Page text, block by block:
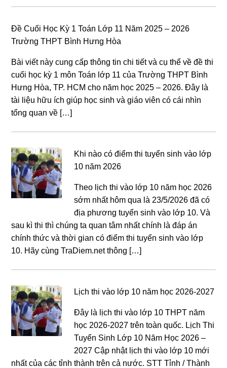
Đề Cuối Học Kỳ 1 Toán Lớp 11 Năm 2025 – 2026
Trường THPT Bình Hưng Hòa
Bài viết này cung cấp thông tin chi tiết và cụ thể về đề thi
cuối học kỳ 1 môn Toán lớp 11 của Trường THPT Bình
Hưng Hòa, TP. HCM cho năm học 2025 – 2026. Đây là
tài liệu hữu ích giúp học sinh và giáo viên có cái nhìn
tổng quan về […]
Khi nào có điểm thi tuyển sinh vào lớp
10 năm 2026
Theo lịch thi vào lớp 10 năm học 2026
sớm nhất hôm qua là 23/5/2026 đã có
địa phương tuyển sinh vào lớp 10. Và
sau kì thi thì chúng ta quan tâm nhất chính là đáp án
chính thức và thời gian có điểm thi tuyển sinh vào lớp
10. Hãy cùng TraDiem.net thông […]
Lịch thi vào lớp 10 năm học 2026-2027
Đây là lịch thi vào lớp 10 THPT năm
học 2026-2027 trên toàn quốc. Lịch Thi
Tuyển Sinh Lớp 10 Năm Học 2026 –
2027 Cập nhật lịch thi vào lớp 10 mới
nhất của các tỉnh thành trên cả nước. STT Tỉnh / Thành